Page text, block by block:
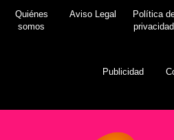
Quiénes
somos
Aviso Legal
Política
privacidad
Publicidad